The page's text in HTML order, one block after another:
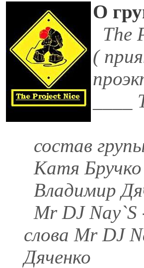
О
The
(
состав
Катя Бручко
Владимир
Mr DJ Nay`S
слова Mr DJ
Дяченко